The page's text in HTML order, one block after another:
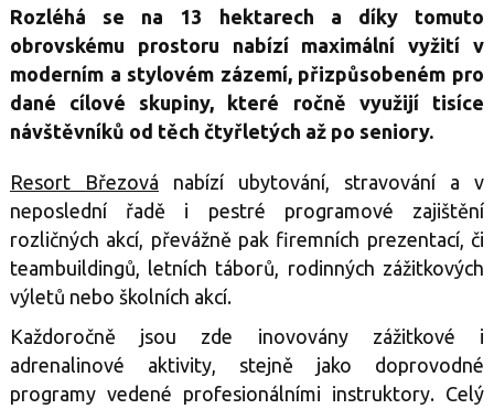
Rozléhá se na 13 hektarech a díky tomuto
obrovskému prostoru nabízí maximální vyžití v
moderním a stylovém zázemí, přizpůsobeném pro
dané cílové skupiny, které ročně využijí tisíce
návštěvníků od těch čtyřletých až po seniory.
Resort Březová nabízí ubytování, stravování a v
neposlední řadě i pestré programové zajištění
rozličných akcí, převážně pak firemních prezentací, či
teambuildingů, letních táborů, rodinných zážitkových
výletů nebo školních akcí.
Každoročně jsou zde inovovány zážitkové i
adrenalinové aktivity, stejně jako doprovodné
programy vedené profesionálními instruktory. Celý